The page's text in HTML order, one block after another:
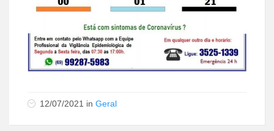
12/07/2021 in Geral